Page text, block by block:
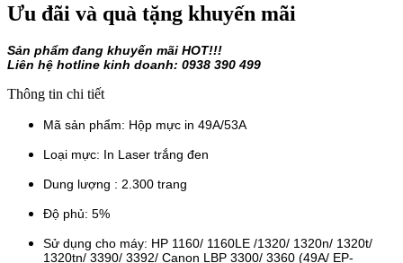
Ưu đãi và quà tặng khuyến mãi
Sản phẩm đang khuyến mãi HOT!!!
Liên hệ hotline kinh doanh: 0938 390 499
Thông tin chi tiết
Mã sản phẩm: Hộp mực in 49A/53A
Loại mực: In Laser trắng đen
Dung lượng : 2.300 trang
Độ phủ: 5%
Sử dụng cho máy: HP 1160/ 1160LE /1320/ 1320n/ 1320t/
1320tn/ 3390/ 3392/ Canon LBP 3300/ 3360 (49A/ EP-